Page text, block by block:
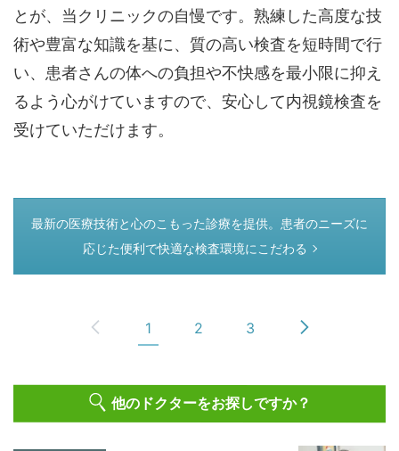
とが、当クリニックの自慢です。熟練した高度な技
術や豊富な知識を基に、質の高い検査を短時間で行
い、患者さんの体への負担や不快感を最小限に抑え
るよう心がけていますので、安心して内視鏡検査を
受けていただけます。
つぎのページ
最新の医療技術と心のこもった診療を提供。患者のニーズに
応じた便利で快適な検査環境にこだわる
1 2 3
他のドクターをお探しですか？